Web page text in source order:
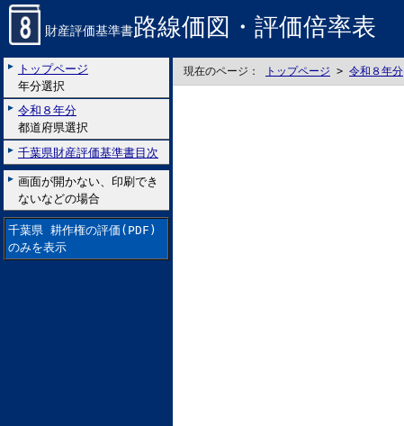
財産評価基準書路線価図・評価倍率表
トップページ
年分選択
令和８年分
都道府県選択
千葉県財産評価基準書目次
画面が開かない、印刷でき
ないなどの場合
千葉県 耕作権の評価(PDF)
のみを表示
現在のページ： トップページ > 令和８年分